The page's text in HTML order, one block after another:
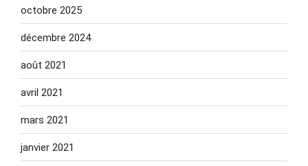
octobre 2025
décembre 2024
août 2021
avril 2021
mars 2021
janvier 2021